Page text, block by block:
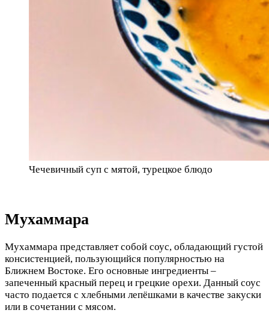
Чечевичный суп с мятой, турецкое блюдо
Мухаммара
Мухаммара представляет собой соус, обладающий густой
консистенцией, пользующийся популярностью на
Ближнем Востоке. Его основные ингредиенты –
запеченный красный перец и грецкие орехи. Данный соус
часто подается с хлебными лепёшками в качестве закуски
или в сочетании с мясом.